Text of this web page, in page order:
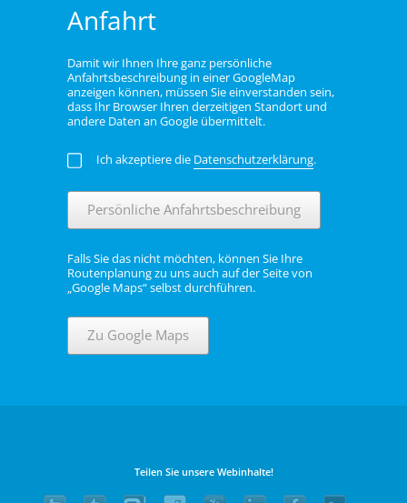
Anfahrt
Damit wir Ihnen Ihre ganz persönliche
Anfahrtsbeschreibung in einer GoogleMap
anzeigen können, müssen Sie einverstanden sein,
dass Ihr Browser Ihren derzeitigen Standort und
andere Daten an Google übermittelt.
Ich akzeptiere die Datenschutzerklärung.
Persönliche Anfahrtsbeschreibung
Falls Sie das nicht möchten, können Sie Ihre
Routenplanung zu uns auch auf der Seite von
„Google Maps“ selbst durchführen.
Zu Google Maps
Teilen Sie unsere Webinhalte!